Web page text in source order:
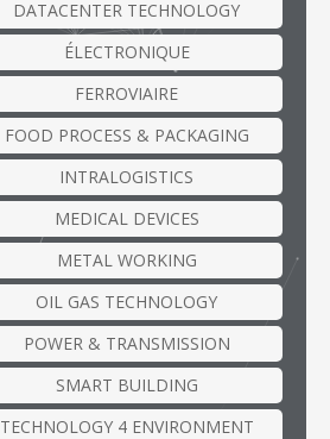
DATACENTER TECHNOLOGY
ÉLECTRONIQUE
FERROVIAIRE
FOOD PROCESS & PACKAGING
INTRALOGISTICS
MEDICAL DEVICES
METAL WORKING
OIL GAS TECHNOLOGY
POWER & TRANSMISSION
SMART BUILDING
TECHNOLOGY 4 ENVIRONMENT